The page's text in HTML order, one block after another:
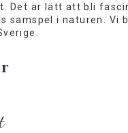
Det är lätt att bli
samspel i naturen. Vi